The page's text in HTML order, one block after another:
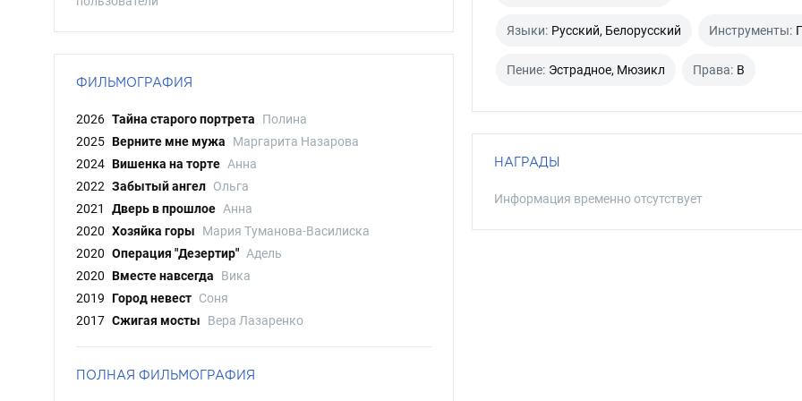
ФИЛЬМОГРАФИЯ
2026 Тайна старого портрета
Полина
2025 Верните мне мужа
Маргарита Назарова
2024 Вишенка на торте Анна
2022 Забытый ангел Ольга
2021
Дверь в прошлое Анна
2020 Хозяйка горы
Мария Туманова-Василиска
2020 Операция "Дезертир" Адель
2020 Вместе навсегда
Вика
2019
Город невест Соня
2017 Сжигая мосты Вера Лазаренко
ПОЛНАЯ ФИЛЬМОГРАФИЯ
Языки: Русский, Белорусский Инструменты:
Пение: Эстрадное, Мюзикл Права: B
НАГРАДЫ
Информация временно отсутствует